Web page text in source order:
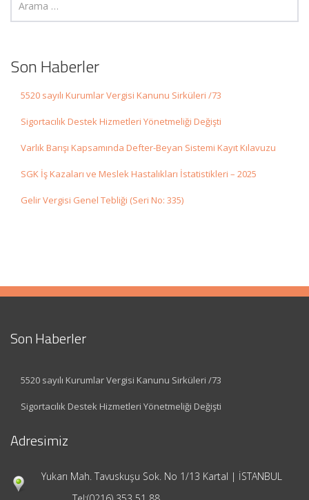
Son Haberler
5520 sayılı Kurumlar Vergisi Kanunu Sirküleri /73
Sigortacılık Destek Hizmetleri Yönetmeliği Değişti
Varlık Barışı Kapsamında Defter-Beyan Sistemi Kayıt Kılavuzu
SGK İş Kazaları ve Meslek Hastalıkları İstatistikleri – 2025
Gelir Vergisi Genel Tebliği (Seri No: 335)
Son Haberler
5520 sayılı Kurumlar Vergisi Kanunu Sirküleri /73
Sigortacılık Destek Hizmetleri Yönetmeliği Değişti
Adresimiz
Yukarı Mah. Tavuskuşu Sok. No 1/13 Kartal | İSTANBUL